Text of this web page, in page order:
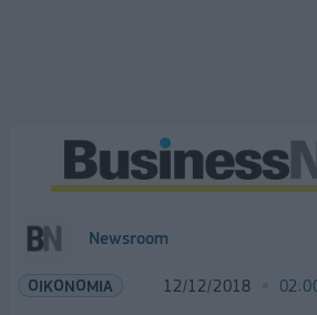
Newsroom
ΟΙΚΟΝΟΜΙΑ 12/12/2018